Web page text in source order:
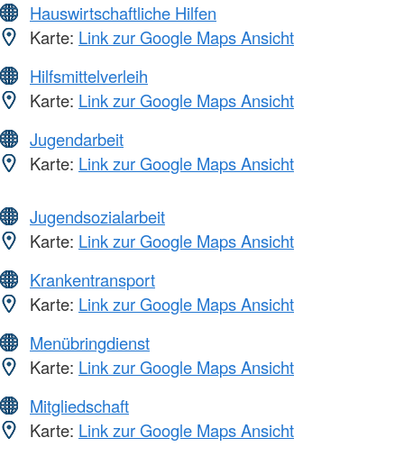
Hauswirtschaftliche Hilfen
Karte: Link zur Google Maps Ansicht
Hilfsmittelverleih
Karte: Link zur Google Maps Ansicht
Jugendarbeit
Karte: Link zur Google Maps Ansicht
Jugendsozialarbeit
Karte: Link zur Google Maps Ansicht
Krankentransport
Karte: Link zur Google Maps Ansicht
Menübringdienst
Karte: Link zur Google Maps Ansicht
Mitgliedschaft
Karte: Link zur Google Maps Ansicht